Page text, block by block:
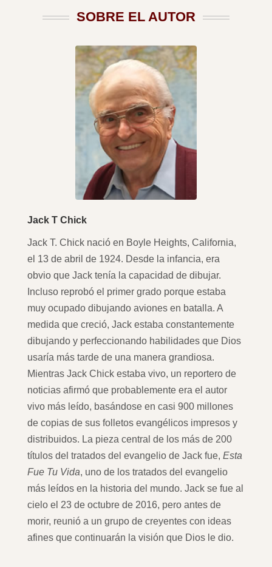
SOBRE EL AUTOR
Jack T Chick
Jack T. Chick nació en Boyle Heights, California,
el 13 de abril de 1924. Desde la infancia, era
obvio que Jack tenía la capacidad de dibujar.
Incluso reprobó el primer grado porque estaba
muy ocupado dibujando aviones en batalla. A
medida que creció, Jack estaba constantemente
dibujando y perfeccionando habilidades que Dios
usaría más tarde de una manera grandiosa.
Mientras Jack Chick estaba vivo, un reportero de
noticias afirmó que probablemente era el autor
vivo más leído, basándose en casi 900 millones
de copias de sus folletos evangélicos impresos y
distribuidos. La pieza central de los más de 200
títulos del tratados del evangelio de Jack fue, Esta
Fue Tu Vida, uno de los tratados del evangelio
más leídos en la historia del mundo. Jack se fue al
cielo el 23 de octubre de 2016, pero antes de
morir, reunió a un grupo de creyentes con ideas
afines que continuarán la visión que Dios le dio.